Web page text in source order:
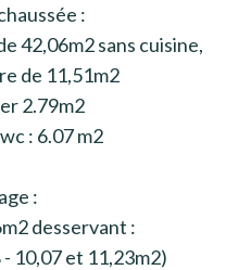
:
42,06m2 sans cuisine,
de 11,51m2
2.79m2
: 6.07 m2
:
desservant :
10,07 et 11,23m2)